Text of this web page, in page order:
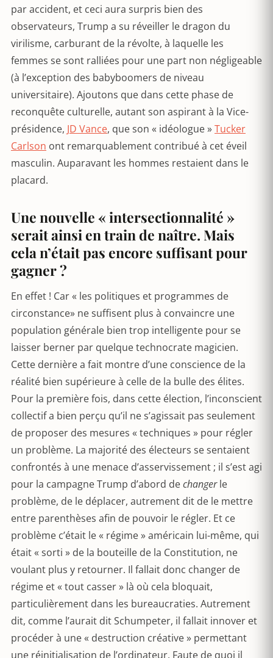
par accident, et ceci aura surpris bien des
observateurs, Trump a su réveiller le dragon du
virilisme, carburant de la révolte, à laquelle les
femmes se sont ralliées pour une part non négligeable
(à l’exception des babyboomers de niveau
universitaire). Ajoutons que dans cette phase de
reconquête culturelle, autant son aspirant à la Vice-
présidence, JD Vance, que son « idéologue »Tucker
Carlson ont remarquablement contribué à cet éveil
masculin. Auparavant les hommes restaient dans le
placard.
Une nouvelle « intersectionnalité »
serait ainsi en train de naître. Mais
cela n’était pas encore suffisant pour
gagner ?
En effet ! Car « les politiques et programmes de
circonstance» ne suffisent plus à convaincre une
population générale bien trop intelligente pour se
laisser berner par quelque technocrate magicien.
Cette dernière a fait montre d’une conscience de la
réalité bien supérieure à celle de la bulle des élites.
Pour la première fois, dans cette élection, l’inconscient
collectif a bien perçu qu’il ne s’agissait pas seulement
de proposer des mesures « techniques » pour régler
un problème. La majorité des électeurs se sentaient
confrontés à une menace d’asservissement ; il s’est agi
pour la campagne Trump d’abord dechangerle
problème, de le déplacer, autrement dit de le mettre
entre parenthèses afin de pouvoir le régler. Et ce
problème c’était le « régime » américain lui-même, qui
était « sorti » de la bouteille de la Constitution, ne
voulant plus y retourner. Il fallait donc changer de
régime et « tout casser » là où cela bloquait,
particulièrement dans les bureaucraties. Autrement
dit, comme l’aurait dit Schumpeter, il fallait innover et
procéder à une « destruction créative » permettant
une réinitialisation de l’ordinateur. Faute de quoi il